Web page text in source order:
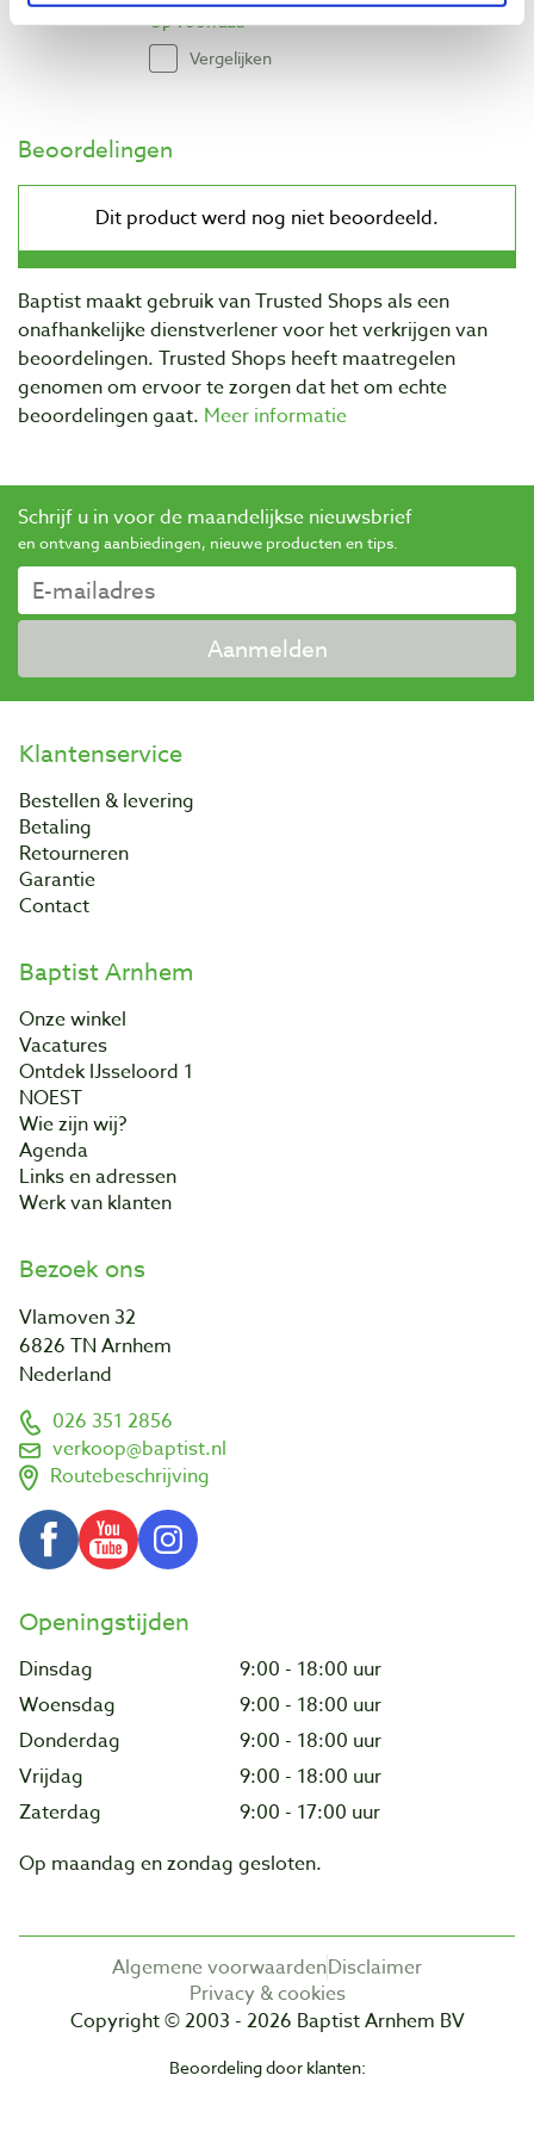
Op voorraad
Vergelijken
Beoordelingen
Baptist maakt gebruik van Trusted Shops als een
onafhankelijke dienstverlener voor het verkrijgen van
beoordelingen. Trusted Shops heeft maatregelen
genomen om ervoor te zorgen dat het om echte
beoordelingen gaat. Meer informatie
Schrijf u in voor de maandelijkse nieuwsbrief
en ontvang aanbiedingen, nieuwe producten en tips.
Aanmelden
Klantenservice
Bestellen & levering
Betaling
Retourneren
Garantie
Contact
Baptist Arnhem
Onze winkel
Vacatures
Ontdek IJsseloord 1
NOEST
Wie zijn wij?
Agenda
Links en adressen
Werk van klanten
Bezoek ons
Vlamoven 32
6826 TN Arnhem
Nederland
026 351 2856
verkoop@baptist.nl
Routebeschrijving
Openingstijden
Dinsdag
9:00 - 18:00 uur
Woensdag
9:00 - 18:00 uur
Donderdag
9:00 - 18:00 uur
Vrijdag
9:00 - 18:00 uur
Zaterdag
9:00 - 17:00 uur
Op maandag en zondag gesloten.
Algemene voorwaardenDisclaimer
Privacy & cookies
Copyright © 2003 - 2026 Baptist Arnhem BV
Beoordeling door klanten: